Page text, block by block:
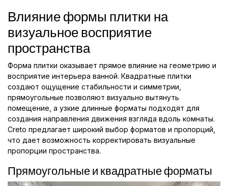
Влияние формы плитки на
визуальное восприятие
пространства
Форма плитки оказывает прямое влияние на геометрию и
восприятие интерьера ванной. Квадратные плитки
создают ощущение стабильности и симметрии,
прямоугольные позволяют визуально вытянуть
помещение, а узкие длинные форматы подходят для
создания направления движения взгляда вдоль комнаты.
Creto предлагает широкий выбор форматов и пропорций,
что дает возможность корректировать визуальные
пропорции пространства.
Прямоугольные и квадратные форматы